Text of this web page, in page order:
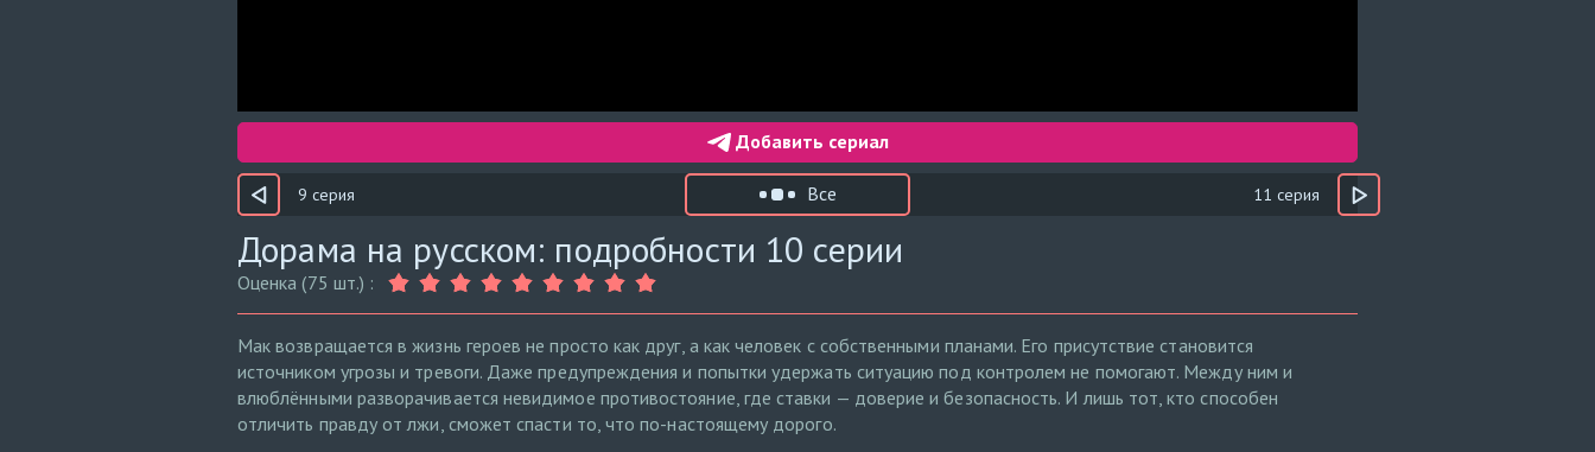
Добавить сериал
9 серия Все 11 серия
Дорама на русском: подробности 10 серии
Оценка (75 шт.) :
Мак возвращается в жизнь героев не просто как друг, а как человек с собственными планами. Его присутствие становится
источником угрозы и тревоги. Даже предупреждения и попытки удержать ситуацию под контролем не помогают. Между ним и
влюблёнными разворачивается невидимое противостояние, где ставки — доверие и безопасность. И лишь тот, кто способен
отличить правду от лжи, сможет спасти то, что по-настоящему дорого.